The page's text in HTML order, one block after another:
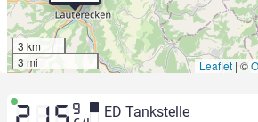
3 km
3 mi
Leaflet | ©
2.15 9 ED Tankstelle